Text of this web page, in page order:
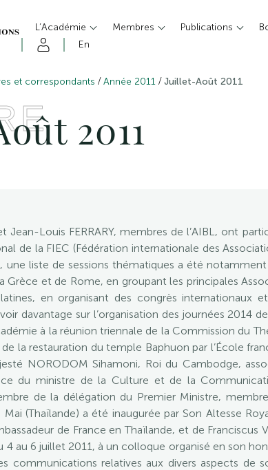
L’Académie Membres Publications
En
et correspondants /Année 2011 /Juillet-Août 2011
2011
Jean-Louis FERRARY, membres de l’AIBL, ont
de la FIEC (Fédération internationale des
liste de sessions thématiques a été
Grèce et de Rome, en groupant les principales
en organisant des congrès internationaux
davantage sur l’organisation des journées 2014
à la réunion triennale de la Commission du
la restauration du temple Baphuon par l’École
NORODOM Sihamoni, Roi du Cambodge,
du ministre de la Culture et de la
de la délégation du Premier Ministre,
Mai (Thaïlande) a été inaugurée par Son Altesse
de France en Thaïlande, et de Franciscus
4 au 6 juillet 2011, à un colloque organisé en son
communications relatives aux divers aspects de